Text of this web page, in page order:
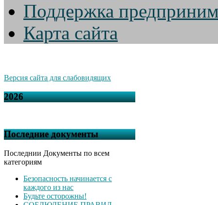
Поддержка
Карта сайта
Версия сайта для слабовидящих
2026
Последние документы
Последнии Документы по всем
категориям
Безопасность начинается с
каждого из нас
Будьте осторожны!